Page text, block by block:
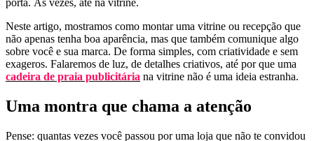
porta. Às vezes, até na vitrine.
Neste artigo, mostramos como montar uma vitrine ou recepção que
não apenas tenha boa aparência, mas que também comunique algo
sobre você e sua marca. De forma simples, com criatividade e sem
exageros. Falaremos de luz, de detalhes criativos, até por que uma
cadeira de praia publicitária na vitrine não é uma ideia estranha.
Uma montra que chama a atenção
Pense: quantas vezes você passou por uma loja que não te convidou